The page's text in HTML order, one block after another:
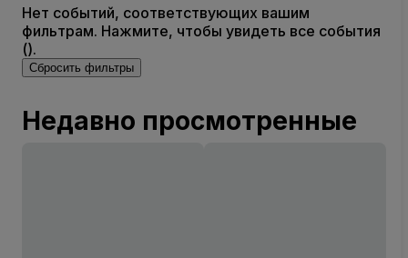
Нет событий, соответствующих вашим
фильтрам. Нажмите, чтобы увидеть все события
().
Сбросить фильтры
Недавно просмотренные